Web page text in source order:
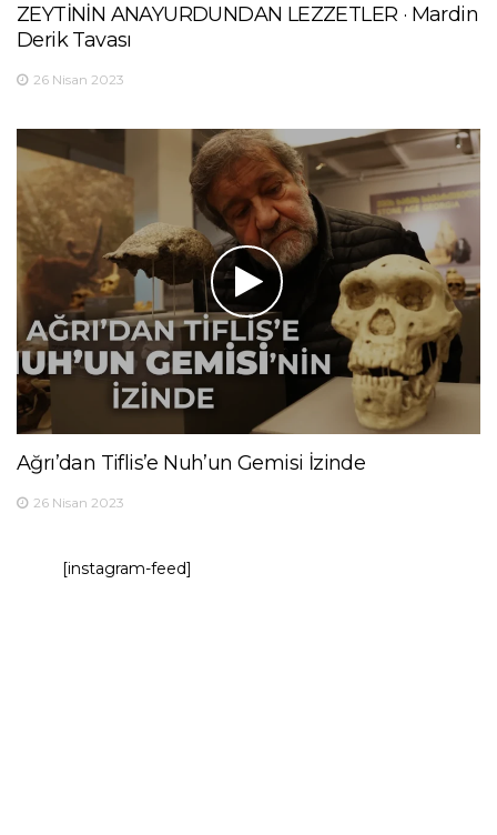
ZEYTİNİN ANAYURDUNDAN LEZZETLER · Mardin
Derik Tavası
26 Nisan 2023
Ağrı’dan Tiflis’e Nuh’un Gemisi İzinde
26 Nisan 2023
[instagram-feed]